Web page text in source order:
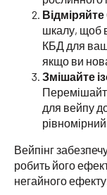
шкалу, щоб
КБД для
якщо ви
Змішайте
для вейпу
Вейпінг
робить його
негайного